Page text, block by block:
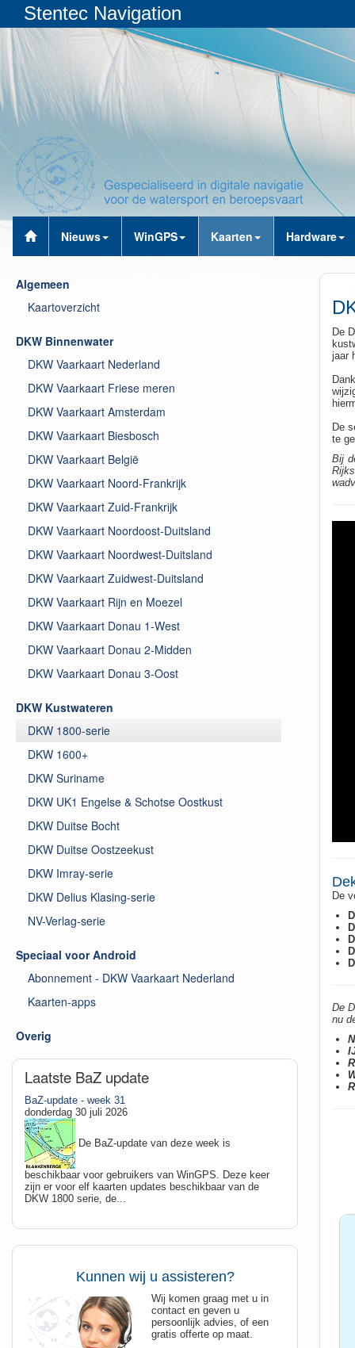
Stentec Navigation
Nieuws WinGPS Kaarten Hardware
De
jaar
De
te
Bij
De
De
nu
Algemeen
Kaartoverzicht
DKW Binnenwater
DKW Vaarkaart Nederland
DKW Vaarkaart Friese meren
DKW Vaarkaart Amsterdam
DKW Vaarkaart Biesbosch
DKW Vaarkaart België
DKW Vaarkaart Noord-Frankrijk
DKW Vaarkaart Zuid-Frankrijk
DKW Vaarkaart Noordoost-Duitsland
DKW Vaarkaart Noordwest-Duitsland
DKW Vaarkaart Zuidwest-Duitsland
DKW Vaarkaart Rijn en Moezel
DKW Vaarkaart Donau 1-West
DKW Vaarkaart Donau 2-Midden
DKW Vaarkaart Donau 3-Oost
DKW Kustwateren
DKW 1800-serie
DKW 1600+
DKW Suriname
DKW UK1 Engelse & Schotse Oostkust
DKW Duitse Bocht
DKW Duitse Oostzeekust
DKW Imray-serie
DKW Delius Klasing-serie
NV-Verlag-serie
Speciaal voor Android
Abonnement - DKW Vaarkaart Nederland
Kaarten-apps
Overig
Laatste BaZ update
BaZ-update - week 31
donderdag 30 juli 2026
De BaZ-update van deze week is
beschikbaar voor gebruikers van WinGPS. Deze keer
zijn er voor elf kaarten updates beschikbaar van de
DKW 1800 serie, de...
Kunnen wij u assisteren?
Wij komen graag met u in
contact en geven u
persoonlijk advies, of een
gratis offerte op maat.